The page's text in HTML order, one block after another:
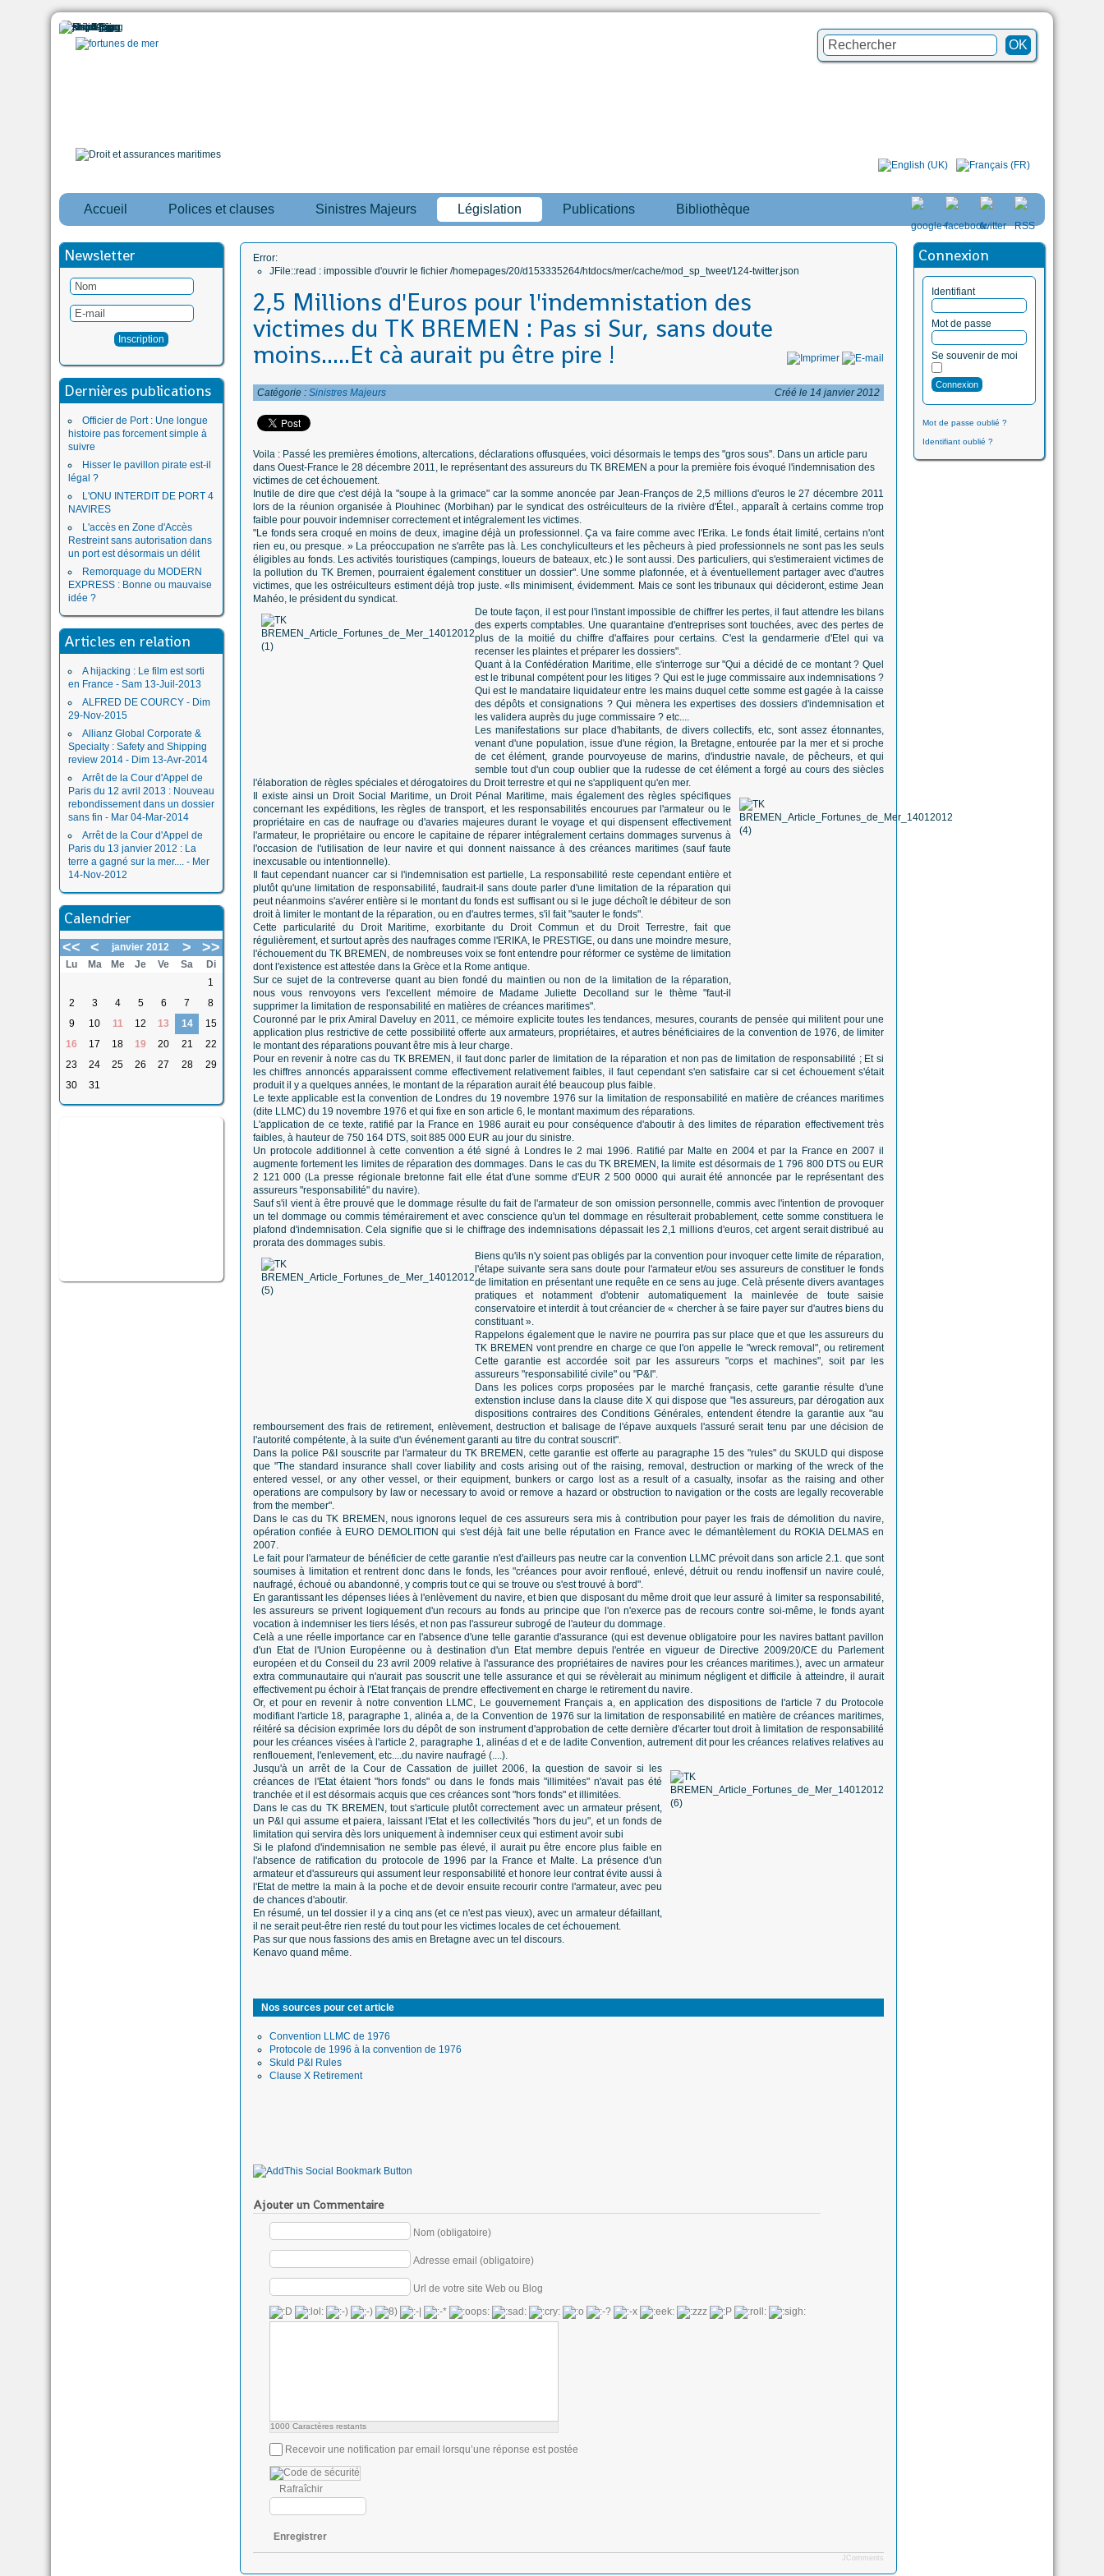
Accueil Polices et clauses Sinistres Majeurs Législation Publications Bibliothèque
Newsletter
Dernières publications
Officier de Port : Une longue
histoire pas forcement simple à
suivre
Hisser le pavillon pirate est-il
légal ?
L'ONU INTERDIT DE PORT 4
NAVIRES
L'accès en Zone d'Accès
Restreint sans autorisation dans
un port est désormais un délit
Remorquage du MODERN
EXPRESS : Bonne ou mauvaise
idée ?
Articles en relation
A hijacking : Le film est sorti
en France - Sam 13-Juil-2013
ALFRED DE COURCY - Dim
29-Nov-2015
Allianz Global Corporate &
Specialty : Safety and Shipping
review 2014 - Dim 13-Avr-2014
Arrêt de la Cour d'Appel de
Paris du 12 avril 2013 : Nouveau
rebondissement dans un dossier
sans fin - Mar 04-Mar-2014
Arrêt de la Cour d'Appel de
Paris du 13 janvier 2012 : La
terre a gagné sur la mer.... - Mer
14-Nov-2012
Calendrier
<< < janvier 2012 > >>
Lu Ma Me Je Ve Sa
Di
1
2
3 4 5 6 7
8
9
10 11 12 13 14
15
16
17 18 19 20 21
22
23
24 25 26 27 28
29
30
31
Connexion
Identifiant
Mot de passe
Se souvenir de moi
Mot de passe oublié ?
Identifiant oublié ?
Error:
JFile::read : impossible d'ouvrir le fichier /homepages/20/d153335264/htdocs/mer/cache/mod_sp_tweet/124-twitter.json
2,5 Millions d'Euros pour l'indemnistation des
victimes du TK BREMEN : Pas si Sur, sans doute
moins.....Et cà aurait pu être pire !
Catégorie : Sinistres Majeurs Créé le 14 janvier 2012
Voila : Passé les premières émotions, altercations, déclarations offusquées, voici désormais le temps des "gros sous". Dans un article paru
dans Ouest-France le 28 décembre 2011, le représentant des assureurs du TK BREMEN a pour la première fois évoqué l'indemnisation des
victimes de cet échouement.
Inutile de dire que c'est déjà la "soupe à la grimace" car la somme anoncée par Jean-Franços de 2,5 millions d'euros le 27 décembre 2011
lors de la réunion organisée à Plouhinec (Morbihan) par le syndicat des ostréiculteurs de la rivière d'Étel., apparaît à certains comme trop
faible pour pouvoir indemniser correctement et intégralement les victimes.
"Le fonds sera croqué en moins de deux, imagine déjà un professionnel. Ça va faire comme avec l'Erika. Le fonds était limité, certains n'ont
rien eu, ou presque. » La préoccupation ne s'arrête pas là. Les conchyliculteurs et les pêcheurs à pied professionnels ne sont pas les seuls
éligibles au fonds. Les activités touristiques (campings, loueurs de bateaux, etc.) le sont aussi. Des particuliers, qui s'estimeraient victimes de
la pollution du TK Bremen, pourraient également constituer un dossier". Une somme plafonnée, et à éventuellement partager avec d'autres
victimes, que les ostréiculteurs estiment déjà trop juste. «Ils minimisent, évidemment. Mais ce sont les tribunaux qui décideront, estime Jean
Mahéo, le président du syndicat.
De toute façon, il est pour l'instant impossible de chiffrer les pertes, il faut attendre les bilans
des experts comptables. Une quarantaine d'entreprises sont touchées, avec des pertes de
plus de la moitié du chiffre d'affaires pour certains. C'est la gendarmerie d'Etel qui va
recenser les plaintes et préparer les dossiers".
Quant à la Confédération Maritime, elle s'interroge sur "Qui a décidé de ce montant ? Quel
est le tribunal compétent pour les litiges ? Qui est le juge commissaire aux indemnisations ?
Qui est le mandataire liquidateur entre les mains duquel cette somme est gagée à la caisse
des dépôts et consignations ? Qui mènera les expertises des dossiers d'indemnisation et
les validera auprès du juge commissaire ? etc....
Les manifestations sur place d'habitants, de divers collectifs, etc, sont assez étonnantes,
venant d'une population, issue d'une région, la Bretagne, entourée par la mer et si proche
de cet élément, grande pourvoyeuse de marins, d'industrie navale, de pêcheurs, et qui
semble tout d'un coup oublier que la rudesse de cet élément a forgé au cours des siècles
l'élaboration de règles spéciales et dérogatoires du Droit terrestre et qui ne s'appliquent qu'en mer.
Il existe ainsi un Droit Social Maritime, un Droit Pénal Maritime, mais également des règles spécifiques
concernant les expéditions, les règles de transport, et les responsabilités encourues par l'armateur ou le
propriétaire en cas de naufrage ou d'avaries majeures durant le voyage et qui dispensent effectivement
l'armateur, le propriétaire ou encore le capitaine de réparer intégralement certains dommages survenus à
l'occasion de l'utilisation de leur navire et qui donnent naissance à des créances maritimes (sauf faute
inexcusable ou intentionnelle).
Il faut cependant nuancer car si l'indemnisation est partielle, La responsabilité reste cependant entière et
plutôt qu'une limitation de responsabilité, faudrait-il sans doute parler d'une limitation de la réparation qui
peut néanmoins s'avérer entière si le montant du fonds est suffisant ou si le juge déchoît le débiteur de son
droit à limiter le montant de la réparation, ou en d'autres termes, s'il fait "sauter le fonds".
Cette particularité du Droit Maritime, exorbitante du Droit Commun et du Droit Terrestre, fait que
régulièrement, et surtout après des naufrages comme l'ERIKA, le PRESTIGE, ou dans une moindre mesure,
l'échouement du TK BREMEN, de nombreuses voix se font entendre pour réformer ce système de limitation
dont l'existence est attestée dans la Grèce et la Rome antique.
Sur ce sujet de la contreverse quant au bien fondé du maintien ou non de la limitation de la réparation,
nous vous renvoyons vers l'excellent mémoire de Madame Juliette Decolland sur le thème "faut-il
supprimer la limitation de responsabilité en matières de créances maritimes".
Couronné par le prix Amiral Daveluy en 2011, ce mémoire explicite toutes les tendances, mesures, courants de pensée qui militent pour une
application plus restrictive de cette possibilité offerte aux armateurs, propriétaires, et autres bénéficiaires de la convention de 1976, de limiter
le montant des réparations pouvant être mis à leur charge.
Pour en revenir à notre cas du TK BREMEN, il faut donc parler de limitation de la réparation et non pas de limitation de responsabilité ; Et si
les chiffres annoncés apparaissent comme effectivement relativement faibles, il faut cependant s'en satisfaire car si cet échouement s'était
produit il y a quelques années, le montant de la réparation aurait été beaucoup plus faible.
Le texte applicable est la convention de Londres du 19 novembre 1976 sur la limitation de responsabilité en matière de créances maritimes
(dite LLMC) du 19 novembre 1976 et qui fixe en son article 6, le montant maximum des réparations.
L'application de ce texte, ratifié par la France en 1986 aurait eu pour conséquence d'aboutir à des limites de réparation effectivement très
faibles, à hauteur de 750 164 DTS, soit 885 000 EUR au jour du sinistre.
Un protocole additionnel à cette convention a été signé à Londres le 2 mai 1996. Ratifié par Malte en 2004 et par la France en 2007 il
augmente fortement les limites de réparation des dommages. Dans le cas du TK BREMEN, la limite est désormais de 1 796 800 DTS ou EUR
2 121 000 (La presse régionale bretonne fait elle état d'une somme d'EUR 2 500 0000 qui aurait été annoncée par le représentant des
assureurs "responsabilité" du navire).
Sauf s'il vient à être prouvé que le dommage résulte du fait de l'armateur de son omission personnelle, commis avec l'intention de provoquer
un tel dommage ou commis témérairement et avec conscience qu'un tel dommage en résulterait probablement, cette somme constituera le
plafond d'indemnisation. Cela signifie que si le chiffrage des indemnisations dépassait les 2,1 millions d'euros, cet argent serait distribué au
prorata des dommages subis.
Biens qu'ils n'y soient pas obligés par la convention pour invoquer cette limite de réparation,
l'étape suivante sera sans doute pour l'armateur et/ou ses assureurs de constituer le fonds
de limitation en présentant une requête en ce sens au juge. Celà présente divers avantages
pratiques et notamment d'obtenir automatiquement la mainlevée de toute saisie
conservatoire et interdit à tout créancier de « chercher à se faire payer sur d'autres biens du
constituant ».
Rappelons également que le navire ne pourrira pas sur place que et que les assureurs du
TK BREMEN vont prendre en charge ce que l'on appelle le "wreck removal", ou retirement
Cette garantie est accordée soit par les assureurs "corps et machines", soit par les
assureurs "responsabilité civile" ou "P&I".
Dans les polices corps proposées par le marché françasis, cette garantie résulte d'une
extenstion incluse dans la clause dite X qui dispose que "les assureurs, par dérogation aux
dispositions contraires des Conditions Générales, entendent étendre la garantie aux "au
remboursement des frais de retirement, enlèvement, destruction et balisage de l'épave auxquels l'assuré serait tenu par une décision de
l'autorité compétente, à la suite d'un événement garanti au titre du contrat souscrit".
Dans la police P&I souscrite par l'armateur du TK BREMEN, cette garantie est offerte au paragraphe 15 des "rules" du SKULD qui dispose
que "The standard insurance shall cover liability and costs arising out of the raising, removal, destruction or marking of the wreck of the
entered vessel, or any other vessel, or their equipment, bunkers or cargo lost as a result of a casualty, insofar as the raising and other
operations are compulsory by law or necessary to avoid or remove a hazard or obstruction to navigation or the costs are legally recoverable
from the member".
Dans le cas du TK BREMEN, nous ignorons lequel de ces assureurs sera mis à contribution pour payer les frais de démolition du navire,
opération confiée à EURO DEMOLITION qui s'est déjà fait une belle réputation en France avec le démantèlement du ROKIA DELMAS en
2007.
Le fait pour l'armateur de bénéficier de cette garantie n'est d'ailleurs pas neutre car la convention LLMC prévoit dans son article 2.1. que sont
soumises à limitation et rentrent donc dans le fonds, les "créances pour avoir renfloué, enlevé, détruit ou rendu inoffensif un navire coulé,
naufragé, échoué ou abandonné, y compris tout ce qui se trouve ou s'est trouvé à bord".
En garantissant les dépenses liées à l'enlèvement du navire, et bien que disposant du même droit que leur assuré à limiter sa responsabilité,
les assureurs se privent logiquement d'un recours au fonds au principe que l'on n'exerce pas de recours contre soi-même, le fonds ayant
vocation à indemniser les tiers lésés, et non pas l'assureur subrogé de l'auteur du dommage.
Celà a une réelle importance car en l'absence d'une telle garantie d'assurance (qui est devenue obligatoire pour les navires battant pavillon
d'un Etat de l'Union Européenne ou à destination d'un Etat membre depuis l'entrée en vigueur de Directive 2009/20/CE du Parlement
européen et du Conseil du 23 avril 2009 relative à l'assurance des propriétaires de navires pour les créances maritimes.), avec un armateur
extra communautaire qui n'aurait pas souscrit une telle assurance et qui se révèlerait au minimum négligent et difficile à atteindre, il aurait
effectivement pu échoir à l'Etat français de prendre effectivement en charge le retirement du navire.
Or, et pour en revenir à notre convention LLMC, Le gouvernement Français a, en application des dispositions de l'article 7 du Protocole
modifiant l'article 18, paragraphe 1, alinéa a, de la Convention de 1976 sur la limitation de responsabilité en matière de créances maritimes,
réitéré sa décision exprimée lors du dépôt de son instrument d'approbation de cette dernière d'écarter tout droit à limitation de responsabilité
pour les créances visées à l'article 2, paragraphe 1, alinéas d et e de ladite Convention, autrement dit pour les créances relatives relatives au
renflouement, l'enlevement, etc....du navire naufragé (....).
Jusqu'à un arrêt de la Cour de Cassation de juillet 2006, la question de savoir si les
créances de l'Etat étaient "hors fonds" ou dans le fonds mais "illimitées" n'avait pas été
tranchée et il est désormais acquis que ces créances sont "hors fonds" et illimitées.
Dans le cas du TK BREMEN, tout s'articule plutôt correctement avec un armateur présent,
un P&I qui assume et paiera, laissant l'Etat et les collectivités "hors du jeu", et un fonds de
limitation qui servira dès lors uniquement à indemniser ceux qui estiment avoir subi
Si le plafond d'indemnisation ne semble pas élevé, il aurait pu être encore plus faible en
l'absence de ratification du protocole de 1996 par la France et Malte. La présence d'un
armateur et d'assureurs qui assument leur responsabilité et honore leur contrat évite aussi à
l'Etat de mettre la main à la poche et de devoir ensuite recourir contre l'armateur, avec peu
de chances d'aboutir.
En résumé, un tel dossier il y a cinq ans (et ce n'est pas vieux), avec un armateur défaillant,
il ne serait peut-être rien resté du tout pour les victimes locales de cet échouement.
Pas sur que nous fassions des amis en Bretagne avec un tel discours.
Kenavo quand même.
Nos sources pour cet article
Convention LLMC de 1976
Protocole de 1996 à la convention de 1976
Skuld P&I Rules
Clause X Retirement
Ajouter un Commentaire
Nom (obligatoire)
Adresse email (obligatoire)
Url de votre site Web ou Blog
1000 Caractères restants
Recevoir une notification par email lorsqu’une réponse est postée
Rafraîchir
Enregistrer
JComments